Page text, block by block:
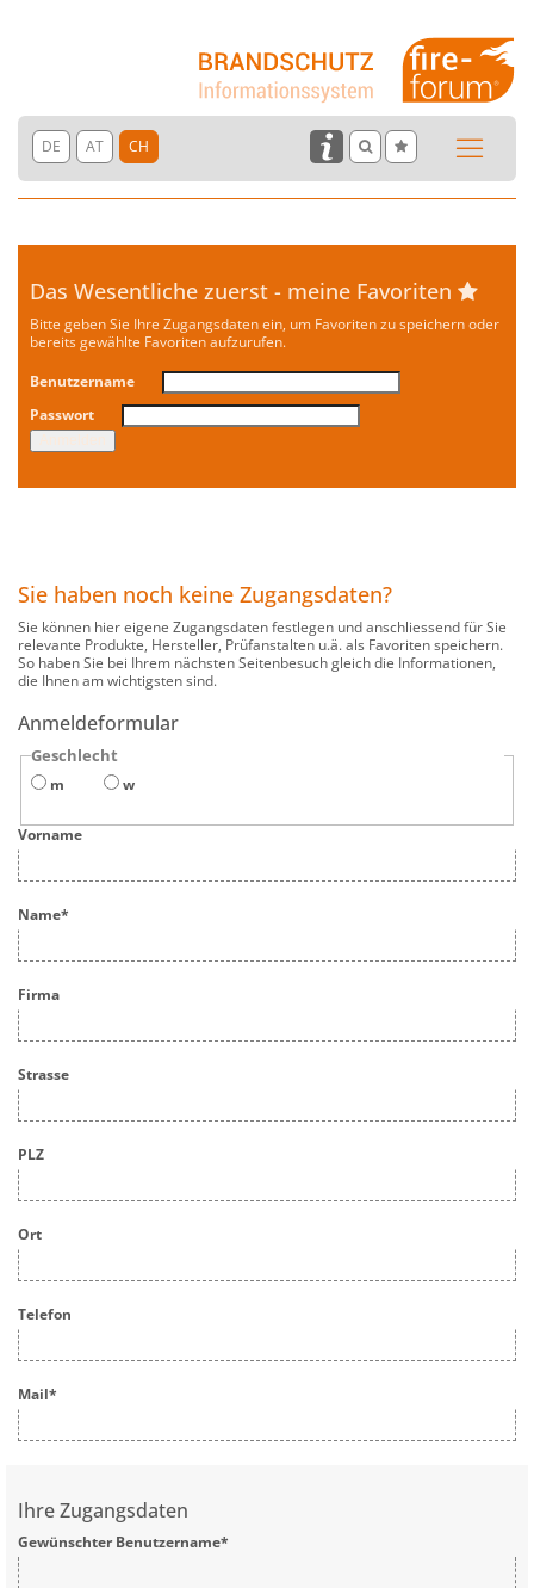
DE AT CH
Das Wesentliche zuerst - meine Favoriten
Bitte geben Sie Ihre Zugangsdaten ein, um Favoriten zu speichern oder
bereits gewählte Favoriten aufzurufen.
Benutzername
Passwort
Sie haben noch keine Zugangsdaten?
Sie können hier eigene Zugangsdaten festlegen und anschliessend für Sie
relevante Produkte, Hersteller, Prüfanstalten u.ä. als Favoriten speichern.
So haben Sie bei Ihrem nächsten Seitenbesuch gleich die Informationen,
die Ihnen am wichtigsten sind.
Anmeldeformular
Geschlecht
m w
Vorname
Name*
Firma
Strasse
PLZ
Ort
Telefon
Mail*
Ihre Zugangsdaten
Gewünschter Benutzername*